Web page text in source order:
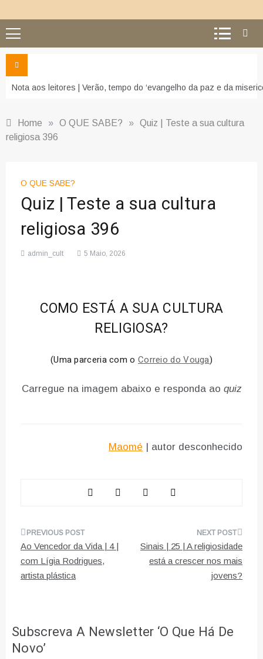
Nota aos leitores | Verão, tempo do ‘evangelho da paz e da
Home » O QUE SABE? » Quiz | Teste a sua cultura
religiosa 396
O QUE SABE?
Quiz | Teste a sua cultura
religiosa 396
admin_cult 5 Maio, 2026
COMO ESTÁ A SUA CULTURA
RELIGIOSA?
(Uma parceria com o Correio do Vouga)
Carregue na imagem abaixo e responda ao quiz
Maomé | autor desconhecido
Navegação
de
artigos
Ao Vencedor da Vida | 4 |
com Lígia Rodrigues,
artista plástica
Sinais | 25 | A religiosidade
está a crescer nos mais
jovens?
Subscreva A Newsletter ‘O Que Há De
Novo’